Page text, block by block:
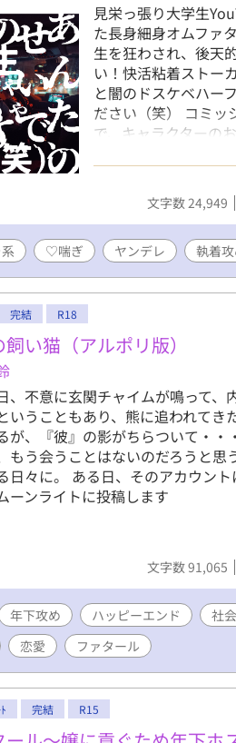
見栄っ張り大学生
た長身細身オムファ
生を狂わされ、後天
い！快活粘着ストー
と闇のドスケベハー
ださい（笑） コミッ
で、キャラクターの
ャラ設定の著作はご
ございました！
稿しています。 な
http://bit.ly/文字数 24,949
♡喘ぎ ヤンデレ 執着
完結 R18
い猫（アルポリ版）
、不意に玄関チャイムが鳴って、
いうこともあり、熊に追われて
が、『彼』の影がちらついて・
もう会うことはないのだろうと
日々に。 ある日、そのアカウン
ーンライトに投稿します
文字数 91,065
年下攻め ハッピーエンド 社
恋愛 ファタール
完結 R15